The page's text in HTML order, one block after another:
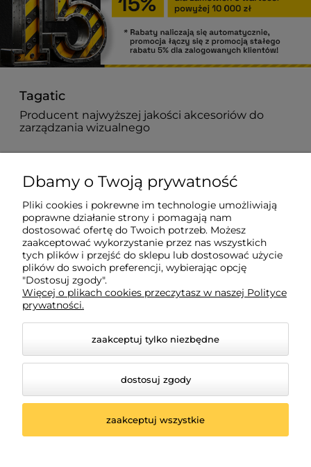
Tagatic
Producent najwyższej jakości akcesoriów do
zarządzania wizualnego
882 627 363
biuro@tagatic.com
Oznakowanie magazynów i hal produkcyjnych
Dodatkowe informacje
Moje konto
© 2026 shop.tagatic.com. Wszelkie prawa zastrzeżone.
Dbamy o Twoją prywatność
Pliki cookies i pokrewne im technologie umożliwiają
poprawne działanie strony i pomagają nam
dostosować ofertę do Twoich potrzeb. Możesz
zaakceptować wykorzystanie przez nas wszystkich
tych plików i przejść do sklepu lub dostosować użycie
plików do swoich preferencji, wybierając opcję
"Dostosuj zgody".
Więcej o plikach cookies przeczytasz w naszej Polityce
prywatności.
zaakceptuj tylko niezbędne
dostosuj zgody
zaakceptuj wszystkie